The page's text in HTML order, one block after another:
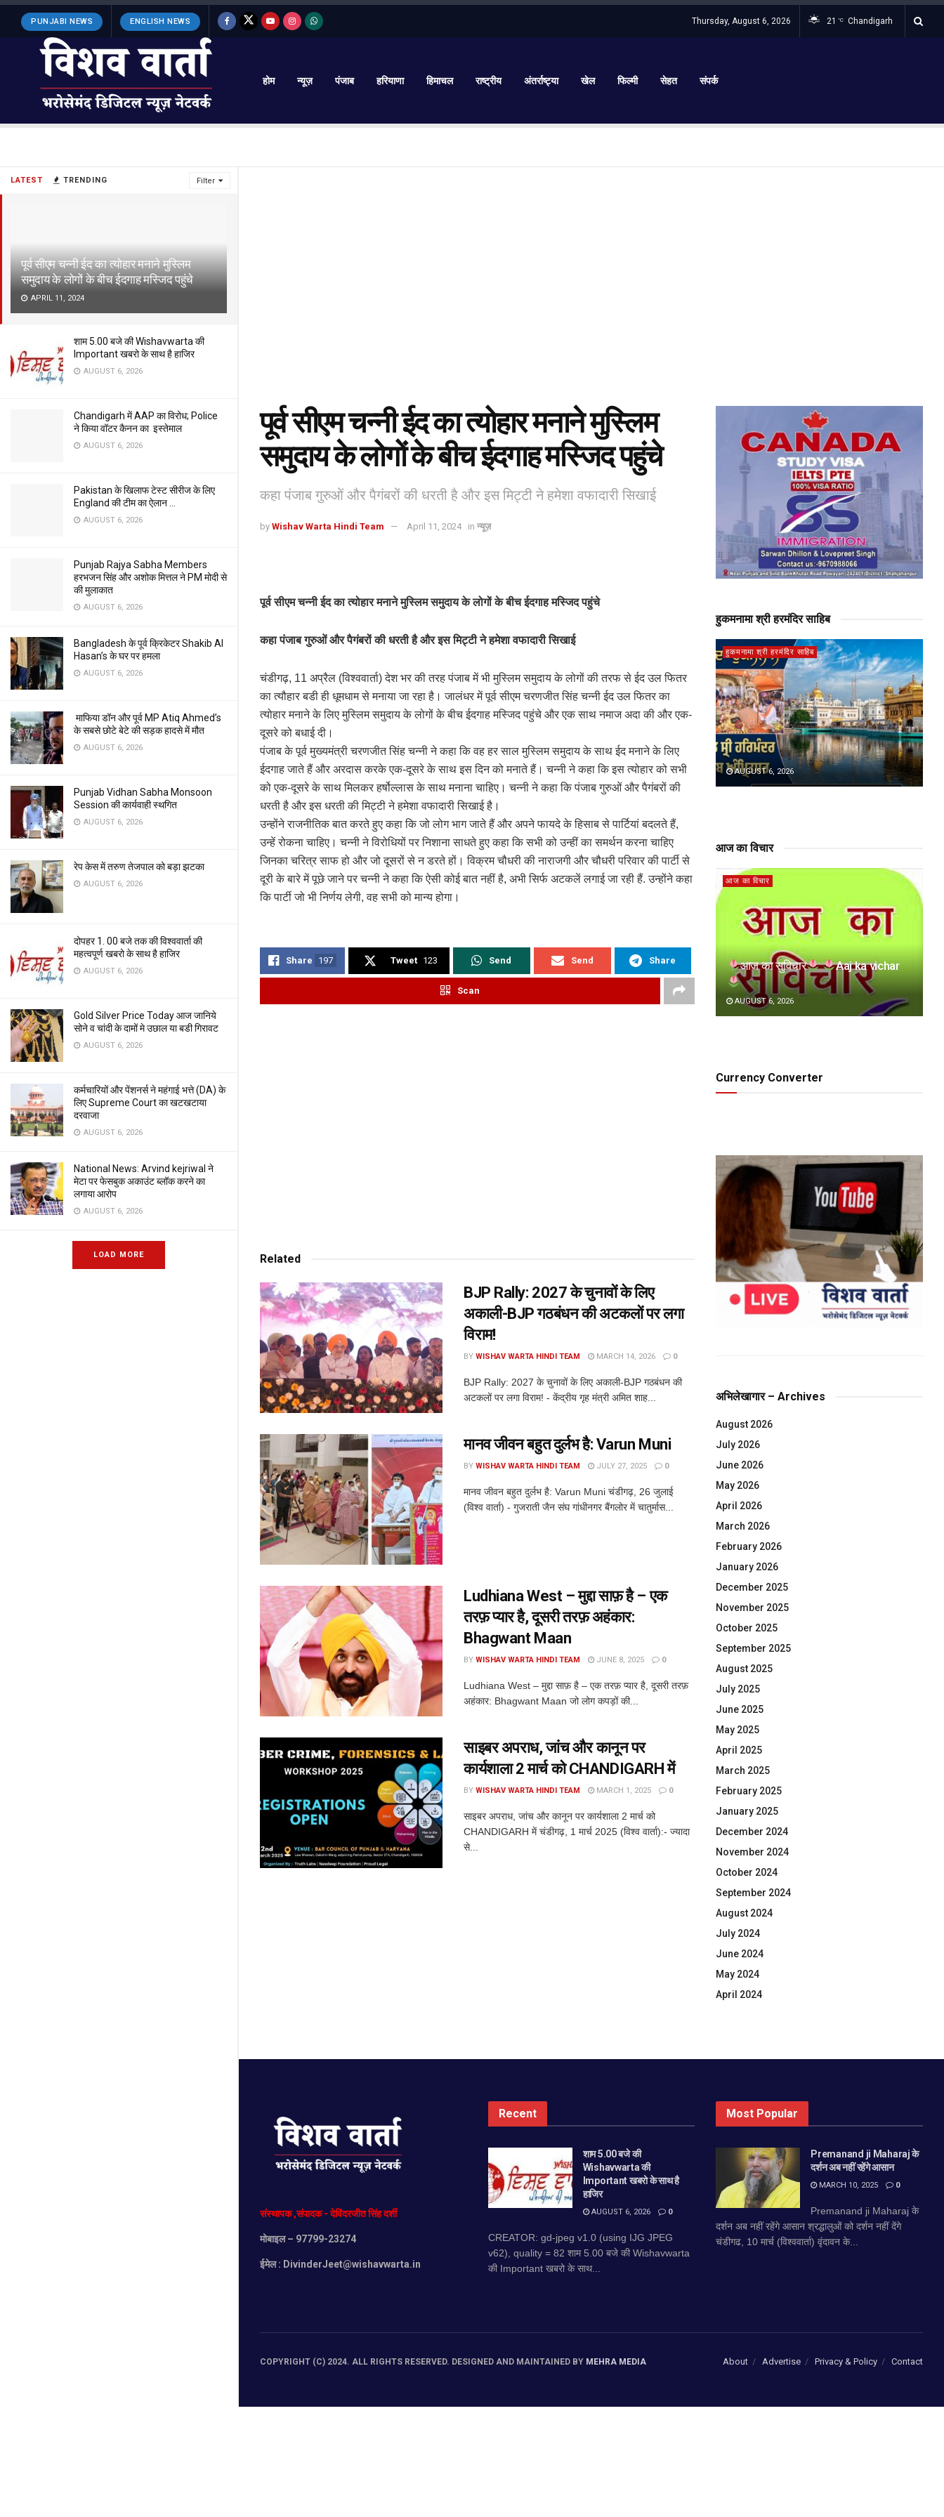
LATEST TRENDING Filter
पूर्व सीएम चन्नी ईद का त्योहार मनाने मुस्लिम
समुदाय के लोगों के बीच ईदगाह मस्जिद पहुंचे
APRIL 11, 2024
शाम 5.00 बजे की Wishavwarta की
Important खबरो के साथ है हाजिर
AUGUST 6, 2026
Chandigarh में AAP का विरोध; Police
ने किया वॉटर कैनन का इस्तेमाल
AUGUST 6, 2026
Pakistan के खिलाफ टेस्ट सीरीज के लिए
England की टीम का ऐलान …
AUGUST 6, 2026
Punjab Rajya Sabha Members
हरभजन सिंह और अशोक मित्तल ने PM मोदी से
की मुलाकात
AUGUST 6, 2026
Bangladesh के पूर्व क्रिकेटर Shakib Al
Hasan’s के घर पर हमला
AUGUST 6, 2026
माफिया डॉन और पूर्व MP Atiq Ahmed’s
के सबसे छोटे बेटे की सड़क हादसे में मौत
AUGUST 6, 2026
Punjab Vidhan Sabha Monsoon
Session की कार्यवाही स्थगित
AUGUST 6, 2026
रेप केस में तरुण तेजपाल को बड़ा झटका
AUGUST 6, 2026
दोपहर 1. 00 बजे तक की विश्ववार्ता की
महत्वपूर्ण खबरो के साथ है हाजिर
AUGUST 6, 2026
Gold Silver Price Today आज जानिये
सोने व चांदी के दामों मे उछाल या बडी गिरावट
AUGUST 6, 2026
कर्मचारियों और पेंशनर्स ने महंगाई भत्ते (DA) के
लिए Supreme Court का खटखटाया
दरवाजा
AUGUST 6, 2026
National News: Arvind kejriwal ने
मेटा पर फेसबुक अकाउंट ब्लॉक करने का
लगाया आरोप
AUGUST 6, 2026
LOAD MORE
PUNJABI NEWS ENGLISH NEWS Thursday, August 6, 2026 21 °C Chandigarh
होम न्यूज़ पंजाब हरियाणा हिमाचल राष्ट्रीय अंतर्राष्ट्या खेल फिल्मी सेहत संपर्क
पूर्व सीएम चन्नी ईद का त्योहार मनाने मुस्लिम
समुदाय के लोगों के बीच ईदगाह मस्जिद पहुंचे
कहा पंजाब गुरुओं और पैगंबरों की धरती है और इस मिट्टी ने हमेशा वफादारी सिखाई
by Wishav Warta Hindi Team April 11, 2024 in न्यूज़
पूर्व सीएम चन्नी ईद का त्योहार मनाने मुस्लिम समुदाय के लोगों के बीच ईदगाह मस्जिद पहुंचे
कहा पंजाब गुरुओं और पैगंबरों की धरती है और इस मिट्टी ने हमेशा वफादारी सिखाई
चंडीगढ़, 11 अप्रैल (विश्ववार्ता) देश भर की तरह पंजाब में भी मुस्लिम समुदाय के लोगों की तरफ से ईद उल फितर
का त्यौहार बडी ही धूमधाम से मनाया जा रहा है। जालंधर में पूर्व सीएम चरणजीत सिंह चन्नी ईद उल फितर का
त्योहार मनाने के लिए मुस्लिम समुदाय के लोगों के बीच ईदगाह मस्जिद पहुंचे और एक साथ नमाज अदा की और एक-
दूसरे को बधाई दी।
पंजाब के पूर्व मुख्यमंत्री चरणजीत सिंह चन्नी ने कहा कि वह हर साल मुस्लिम समुदाय के साथ ईद मनाने के लिए
ईदगाह जाते हैं और अरदास करके एक-दूसरे के साथ इस दिन को मनाते हैं। चन्नी ने कहा कि इस त्योहार को सभी
को एक-दूसरे के साथ मिलकर हर्षोल्लास के साथ मनाना चाहिए। चन्नी ने कहा कि पंजाब गुरुओं और पैगंबरों की
धरती है और इस धरती की मिट्टी ने हमेशा वफादारी सिखाई है।
उन्होंने राजनीतिक बात करते हुए कहा कि जो लोग भाग जाते हैं और अपने फायदे के हिसाब से पार्टियां बदलते हैं,
उन्हें रोकना चाहिए। चन्नी ने विरोधियों पर निशाना साधते हुए कहा कि सभी को उन्हीं का समर्थन करना चाहिए
जिनका चरित्र साफ हो और जो दूसरों से न डरते हों। विक्रम चौधरी की नाराजगी और चौधरी परिवार की पार्टी से
दूरी के बारे में पूछे जाने पर चन्नी ने कहा कि ऐसी कोई बात नहीं है, अभी सिर्फ अटकलें लगाई जा रही हैं. उन्होंने कहा
कि पार्टी जो भी निर्णय लेगी, वह सभी को मान्य होगा।
Share 197 Tweet 123 Send Send Share
Scan
Related
BJP Rally: 2027 के चुनावों के लिए
अकाली-BJP गठबंधन की अटकलों पर लगा
विराम!
BY WISHAV WARTA HINDI TEAM MARCH 14, 2026 0
BJP Rally: 2027 के चुनावों के लिए अकाली-BJP गठबंधन की
अटकलों पर लगा विराम! - केंद्रीय गृह मंत्री अमित शाह...
मानव जीवन बहुत दुर्लभ है: Varun Muni
BY WISHAV WARTA HINDI TEAM JULY 27, 2025 0
मानव जीवन बहुत दुर्लभ है: Varun Muni चंडीगढ़, 26 जुलाई
(विश्व वार्ता) - गुजराती जैन संघ गांधीनगर बैंगलोर में चातुर्मास...
Ludhiana West – मुद्दा साफ़ है – एक
तरफ़ प्यार है, दूसरी तरफ़ अहंकार:
Bhagwant Maan
BY WISHAV WARTA HINDI TEAM JUNE 8, 2025 0
Ludhiana West – मुद्दा साफ़ है – एक तरफ़ प्यार है, दूसरी तरफ़
अहंकार: Bhagwant Maan जो लोग कपड़ों की...
साइबर अपराध, जांच और कानून पर
कार्यशाला 2 मार्च को CHANDIGARH में
BY WISHAV WARTA HINDI TEAM MARCH 1, 2025 0
साइबर अपराध, जांच और कानून पर कार्यशाला 2 मार्च को
CHANDIGARH में चंडीगढ़, 1 मार्च 2025 (विश्व वार्ता):- ज्यादा
से...
हुकमनामा श्री हरमंदिर साहिब
हुकमनामा श्री हरमंदिर साहिब
AUGUST 6, 2026
आज का विचार
आज का विचार
आज का सुविचार Aaj ka vichar
AUGUST 6, 2026
Currency Converter
अभिलेखागार – Archives
August 2026
July 2026
June 2026
May 2026
April 2026
March 2026
February 2026
January 2026
December 2025
November 2025
October 2025
September 2025
August 2025
July 2025
June 2025
May 2025
April 2025
March 2025
February 2025
January 2025
December 2024
November 2024
October 2024
September 2024
August 2024
July 2024
June 2024
May 2024
April 2024
संस्थापक,संपादक-देविंदरजीतसिंहदर्शी
मोबाइल– 97799-23274
ईमेल : DivinderJeet@wishavwarta.in
Recent
शाम 5.00 बजे की
Wishavwarta की
Important खबरो के साथ है
हाजिर
AUGUST 6, 2026 0
CREATOR: gd-jpeg v1.0 (using IJG JPEG
v62), quality = 82 शाम 5.00 बजे की Wishavwarta
की Important खबरो के साथ...
Most Popular
Premanand ji Maharaj के
दर्शन अब नहीं रहेंगे आसान
MARCH 10, 2025 0
Premanand ji Maharaj के
दर्शन अब नहीं रहेंगे आसान श्रद्धालुओं को दर्शन नहीं देंगे
चंडीगढ, 10 मार्च (विश्ववार्ता) वृंदावन के...
About Advertise Privacy & Policy Contact
COPYRIGHT (C) 2024. ALL RIGHTS RESERVED. DESIGNED AND MAINTAINED BY MEHRA MEDIA